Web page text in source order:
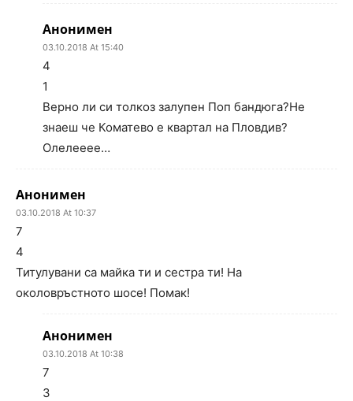
Анонимен
03.10.2018 At 15:40
4
1
Верно ли си толкоз залупен Поп бандюга?Не
знаеш че Коматево е квартал на Пловдив?
Олелееее…
Анонимен
03.10.2018 At 10:37
7
4
Титулувани са майка ти и сестра ти! На
околовръстното шосе! Помак!
Анонимен
03.10.2018 At 10:38
7
3